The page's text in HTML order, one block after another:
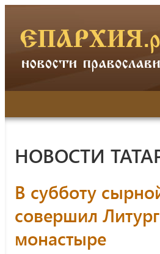
НОВОСТИ
В субботу
совершил
монастыре